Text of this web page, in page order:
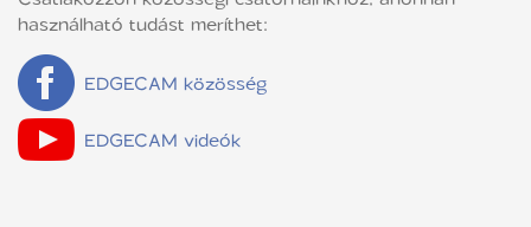
használható tudást meríthet:
EDGECAM közösség
EDGECAM videók